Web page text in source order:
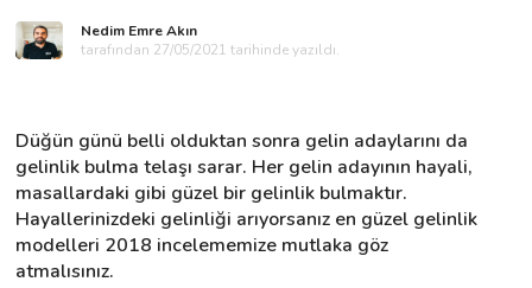
Kategoriler
🧐 Nasıl Çalışır?
🌟 Müşteri Değerlendirmeleri
Nedim Emre Akın
tarafından 27/05/2021 tarihinde yazıldı.
Düğün günü belli olduktan sonra gelin adaylarını da
gelinlik bulma telaşı sarar. Her gelin adayının hayali,
masallardaki gibi güzel bir gelinlik bulmaktır.
Hayallerinizdeki gelinliği arıyorsanız en güzel gelinlik
modelleri 2018 incelememize mutlaka göz
atmalısınız.